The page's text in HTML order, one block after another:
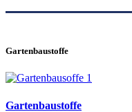
Gartenbaustoffe
Gartenbaustoffe